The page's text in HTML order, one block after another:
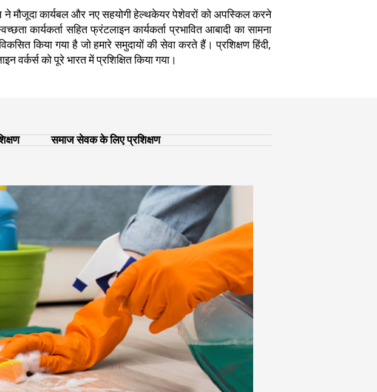
ने मौजूदा कार्यबल और नए सहयोगी हेल्थकेयर पेशेवरों को अपस्किल करने
कार्यकर्ता सहित फ्रंटलाइन कार्यकर्ता प्रभावित आबादी का सामना
किया गया है जो हमारे समुदायों की सेवा करते हैं। प्रशिक्षण हिंदी,
को पूरे भारत में प्रशिक्षित किया गया।
समाज सेवक के लिए प्रशिक्षण